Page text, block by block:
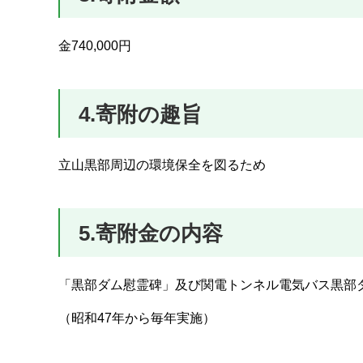
金740,000円
4.寄附の趣旨
立山黒部周辺の環境保全を図るため
5.寄附金の内容
「黒部ダム慰霊碑」及び関電トンネル電気バス黒
（昭和47年から毎年実施）